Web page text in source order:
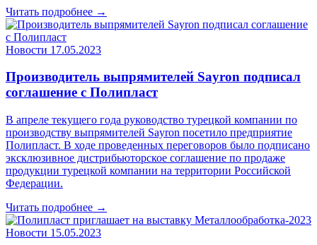
Читать подробнее →
Новости 17.05.2023
Производитель выпрямителей Sayron подписал
соглашение с Полипласт
В апреле текущего года руководство турецкой компании по
производству выпрямителей Sayron посетило предприятие
Полипласт. В ходе проведенных переговоров было подписано
эксклюзивное дистрибьюторское соглашение по продаже
продукции турецкой компании на территории Российской
Федерации.
Читать подробнее →
Новости 15.05.2023